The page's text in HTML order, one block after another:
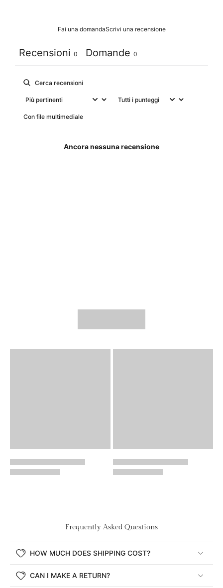
Fai una domandaScrivi una recensione
Recensioni 0 Domande 0
Con file multimediale
Ancora nessuna recensione
Frequently Asked Questions
HOW MUCH DOES SHIPPING COST?
CAN I MAKE A RETURN?